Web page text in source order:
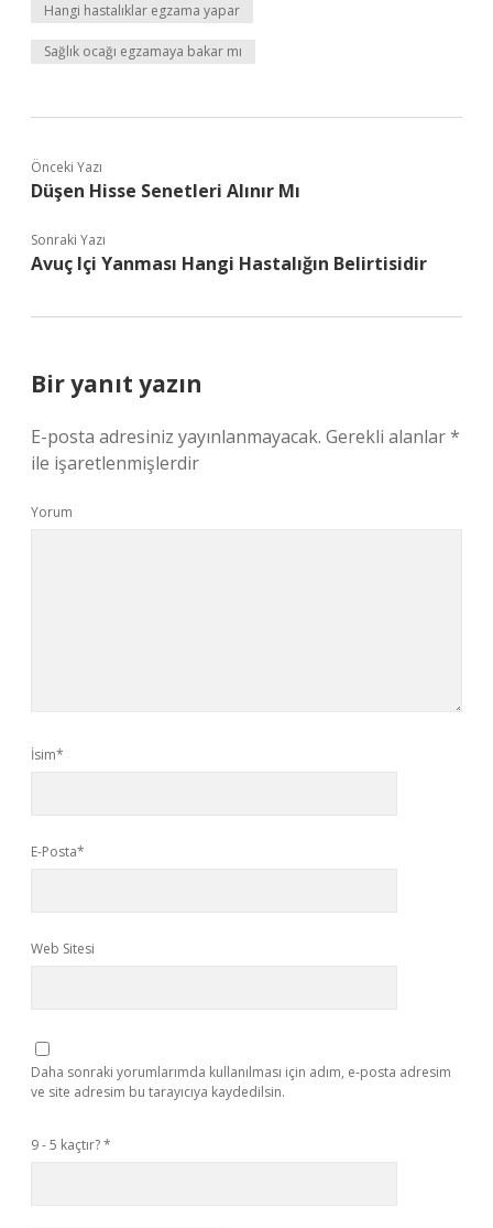
Hangi hastalıklar egzama yapar
Sağlık ocağı egzamaya bakar mı
Önceki Yazı
Düşen Hisse Senetleri Alınır Mı
Sonraki Yazı
Avuç Içi Yanması Hangi Hastalığın Belirtisidir
Bir yanıt yazın
E-posta adresiniz yayınlanmayacak. Gerekli alanlar*
ile işaretlenmişlerdir
Yorum
İsim*
E-Posta*
Web Sitesi
Daha sonraki yorumlarımda kullanılması için adım, e-posta adresim
ve site adresim bu tarayıcıya kaydedilsin.
9 - 5 kaçtır?*